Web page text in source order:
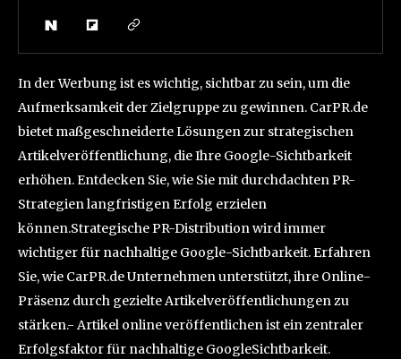
In der Werbung ist es wichtig, sichtbar zu sein, um die
Aufmerksamkeit der Zielgruppe zu gewinnen. CarPR.de
bietet maßgeschneiderte Lösungen zur strategischen
Artikelveröffentlichung, die Ihre Google-Sichtbarkeit
erhöhen. Entdecken Sie, wie Sie mit durchdachten PR-
Strategien langfristigen Erfolg erzielen
können.Strategische PR-Distribution wird immer
wichtiger für nachhaltige Google-Sichtbarkeit. Erfahren
Sie, wie CarPR.de Unternehmen unterstützt, ihre Online-
Präsenz durch gezielte Artikelveröffentlichungen zu
stärken.- Artikel online veröffentlichen ist ein zentraler
Erfolgsfaktor für nachhaltige GoogleSichtbarkeit.